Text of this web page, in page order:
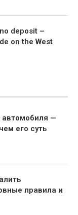
deposit –
on the West
автомобиля —
его суть
правила и